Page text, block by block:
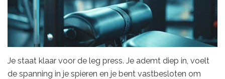
Je staat klaar voor de leg press. Je ademt diep in, voelt
de spanning in je spieren en je bent vastbesloten om